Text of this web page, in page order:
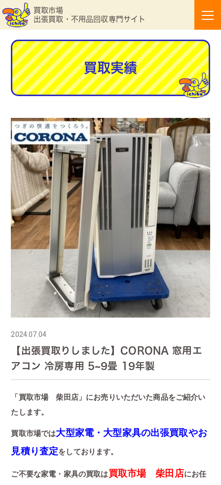
買取市場
出張買取・不用品回収専門サイト
買取実績
2024.07.04
【出張買取りしました】CORONA 窓用エ
アコン 冷房専用 5~9畳 19年製
「買取市場 柴田店」にお売りいただいた商品をご紹介い
たします。
買取市場では大型家電・大型家具の出張買取やお
見積り査定をしております。
ご不要な家電・家具の買取は買取市場 柴田店にお任